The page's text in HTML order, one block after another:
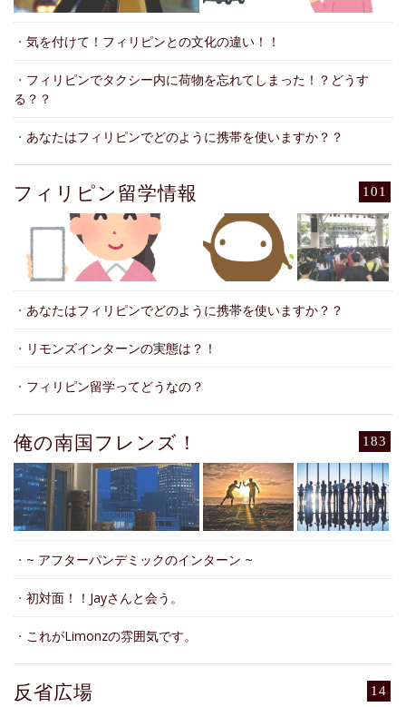
・ 気を付けて！フィリピンとの文化の違い！！
・ フィリピンでタクシー内に荷物を忘れてしまった！？どうす
る？？
・ あなたはフィリピンでどのように携帯を使いますか？？
101
フィリピン留学情報
・ あなたはフィリピンでどのように携帯を使いますか？？
・ リモンズインターンの実態は？！
・ フィリピン留学ってどうなの？
183
俺の南国フレンズ！
・ ~ アフターパンデミックのインターン ~
・ 初対面！！Jayさんと会う。
・ これがLimonzの雰囲気です。
14
反省広場